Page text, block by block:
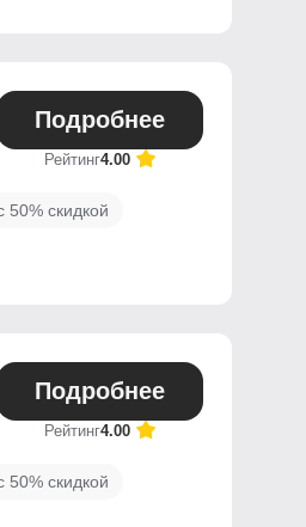
Подробнее
Рейтинг4.00
скидкой
Подробнее
Рейтинг4.00
скидкой